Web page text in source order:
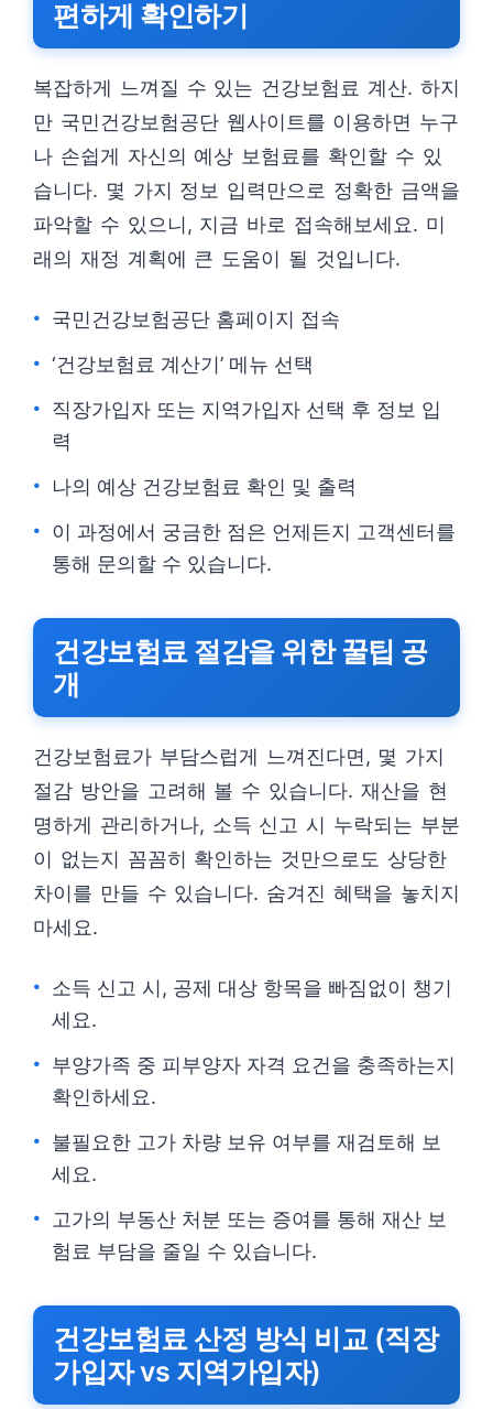
편하게 확인하기
복잡하게 느껴질 수 있는 건강보험료 계산. 하지
만 국민건강보험공단 웹사이트를 이용하면 누구
나 손쉽게 자신의 예상 보험료를 확인할 수 있
습니다. 몇 가지 정보 입력만으로 정확한 금액을
파악할 수 있으니, 지금 바로 접속해보세요. 미
래의 재정 계획에 큰 도움이 될 것입니다.
국민건강보험공단 홈페이지 접속
‘건강보험료 계산기’ 메뉴 선택
직장가입자 또는 지역가입자 선택 후 정보 입
력
나의 예상 건강보험료 확인 및 출력
이 과정에서 궁금한 점은 언제든지 고객센터를
통해 문의할 수 있습니다.
건강보험료 절감을 위한 꿀팁 공
개
건강보험료가 부담스럽게 느껴진다면, 몇 가지
절감 방안을 고려해 볼 수 있습니다. 재산을 현
명하게 관리하거나, 소득 신고 시 누락되는 부분
이 없는지 꼼꼼히 확인하는 것만으로도 상당한
차이를 만들 수 있습니다. 숨겨진 혜택을 놓치지
마세요.
소득 신고 시, 공제 대상 항목을 빠짐없이 챙기
세요.
부양가족 중 피부양자 자격 요건을 충족하는지
확인하세요.
불필요한 고가 차량 보유 여부를 재검토해 보
세요.
고가의 부동산 처분 또는 증여를 통해 재산 보
험료 부담을 줄일 수 있습니다.
건강보험료 산정 방식 비교 (직장
가입자 vs 지역가입자)